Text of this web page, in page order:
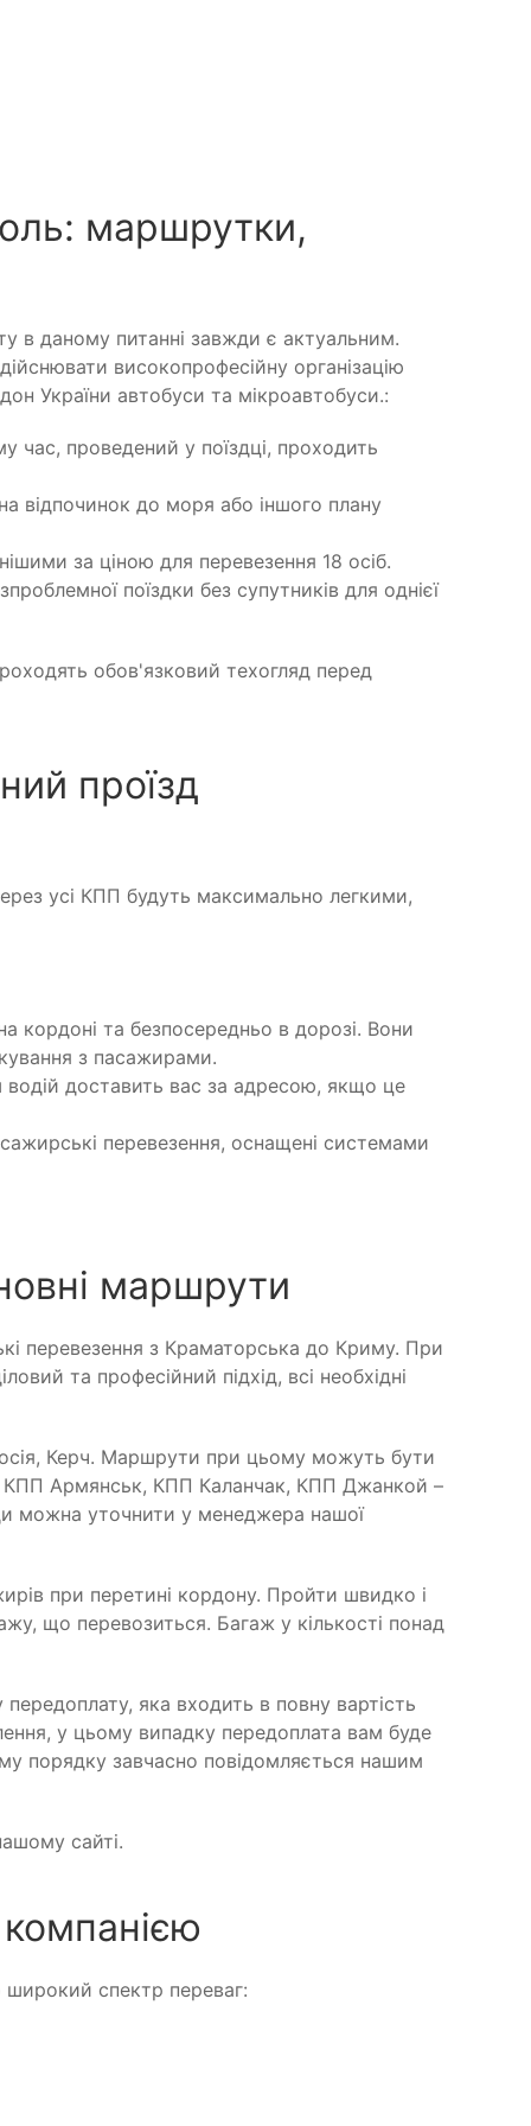
маршрутки,
в даному питанні завжди є актуальним.
високопрофесійну організацію
України автобуси та мікроавтобуси.:
час, проведений у поїздці, проходить
відпочинок до моря або іншого плану
за ціною для перевезення 18 осіб.
поїздки без супутників для однієї
обов'язковий техогляд перед
проїзд
усі КПП будуть максимально легкими,
кордоні та безпосередньо в дорозі. Вони
з пасажирами.
доставить вас за адресою, якщо це
перевезення, оснащені системами
маршрути
перевезення з Краматорська до Криму. При
та професійний підхід, всі необхідні
Керч. Маршрути при цьому можуть бути
КПП Армянськ, КПП Каланчак, КПП Джанкой –
можна уточнити у менеджера нашої
при перетині кордону. Пройти швидко і
що перевозиться. Багаж у кількості понад
яка входить в повну вартість
у цьому випадку передоплата вам буде
порядку завчасно повідомляється нашим
сайті.
спектр переваг: